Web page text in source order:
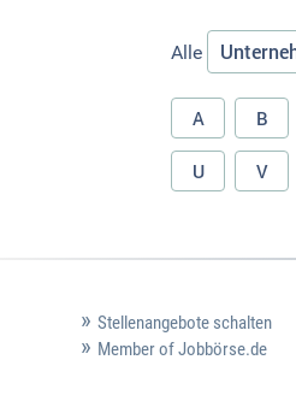
Alle
A B
U V
Stellenangebote schalten
Member of Jobbörse.de